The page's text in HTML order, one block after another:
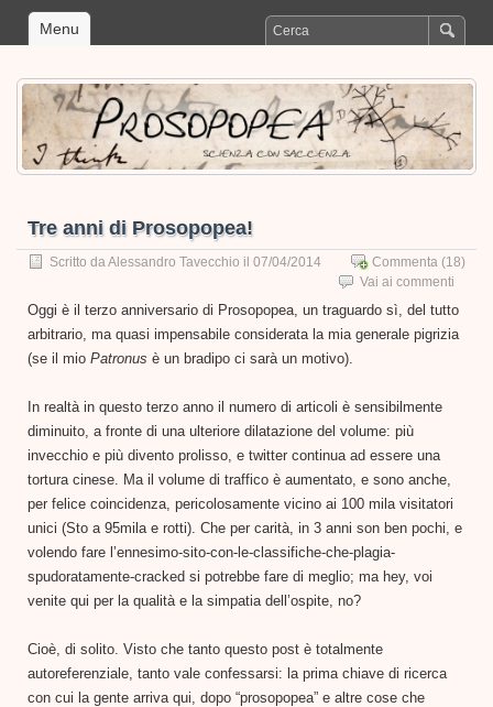
Menu
Tre anni di Prosopopea!
Scritto da Alessandro Tavecchio il 07/04/2014 Commenta (18)
Vai ai commenti
Oggi è il terzo anniversario di Prosopopea, un traguardo sì, del tutto
arbitrario, ma quasi impensabile considerata la mia generale pigrizia
(se il mio Patronus è un bradipo ci sarà un motivo).
In realtà in questo terzo anno il numero di articoli è sensibilmente
diminuito, a fronte di una ulteriore dilatazione del volume: più
invecchio e più divento prolisso, e twitter continua ad essere una
tortura cinese. Ma il volume di traffico è aumentato, e sono anche,
per felice coincidenza, pericolosamente vicino ai 100 mila visitatori
unici (Sto a 95mila e rotti). Che per carità, in 3 anni son ben pochi, e
volendo fare l’ennesimo-sito-con-le-classifiche-che-plagia-
spudoratamente-cracked si potrebbe fare di meglio; ma hey, voi
venite qui per la qualità e la simpatia dell’ospite, no?
Cioè, di solito. Visto che tanto questo post è totalmente
autoreferenziale, tanto vale confessarsi: la prima chiave di ricerca
con cui la gente arriva qui, dopo “prosopopea” e altre cose che